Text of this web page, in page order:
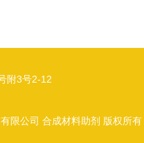
附3号2-12
限公司 合成材料助剂 版权所有